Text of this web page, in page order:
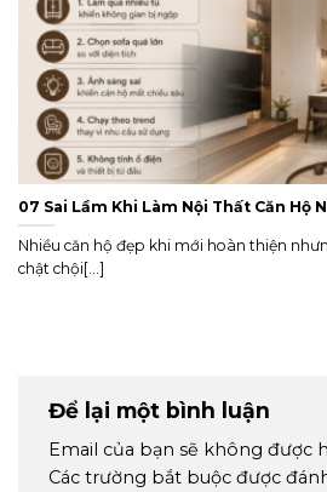
07 Sai Lầm Khi Làm Nội Thất Căn Hộ
Nhiều căn hộ đẹp khi mới hoàn thiện
chật chội[...]
Để lại một bình luận
Email của bạn sẽ không được
Các trường bắt buộc được